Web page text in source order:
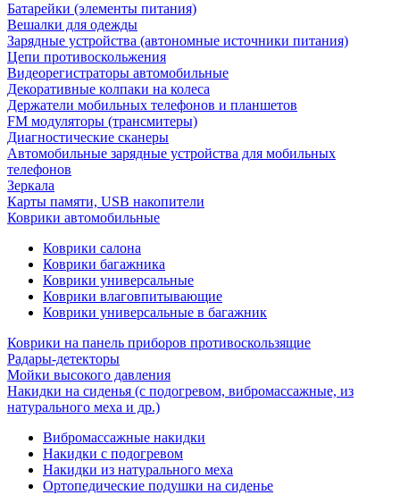
Батарейки (элементы питания)
Вешалки для одежды
Зарядные устройства (автономные источники питания)
Цепи противоскольжения
Видеорегистраторы автомобильные
Декоративные колпаки на колеса
Держатели мобильных телефонов и планшетов
FM модуляторы (трансмитеры)
Диагностические сканеры
Автомобильные зарядные устройства для мобильных
телефонов
Зеркала
Карты памяти, USB накопители
Коврики автомобильные
Коврики салона
Коврики багажника
Коврики универсальные
Коврики влаговпитывающие
Коврики универсальные в багажник
Коврики на панель приборов противоскользящие
Радары-детекторы
Мойки высокого давления
Накидки на сиденья (с подогревом, вибромассажные, из
натурального меха и др.)
Вибромассажные накидки
Накидки с подогревом
Накидки из натурального меха
Ортопедические подушки на сиденье